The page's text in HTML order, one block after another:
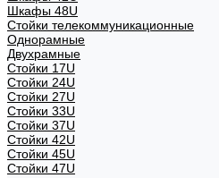
Шкафы 48U
Стойки телекоммуникационные
Однорамные
Двухрамные
Стойки 17U
Стойки 24U
Стойки 27U
Стойки 33U
Стойки 37U
Стойки 42U
Стойки 45U
Стойки 47U